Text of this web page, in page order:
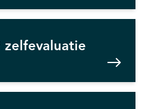
zelfevaluatie